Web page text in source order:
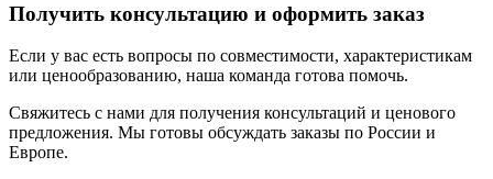
Получить консультацию и оформить заказ
Если у вас есть вопросы по совместимости, характеристикам
или ценообразованию, наша команда готова помочь.
Свяжитесь с нами для получения консультаций и ценового
предложения. Мы готовы обсуждать заказы по России и
Европе.